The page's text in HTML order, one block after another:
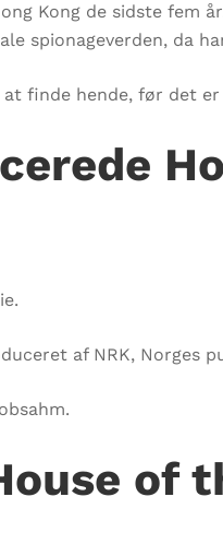
Kong de sidste fem
spionageverden, da
at finde hende, før det
af NRK, Norges
of